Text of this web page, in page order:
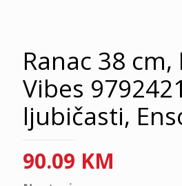
Ranac 38 cm,
Vibes
ljubičasti,
90.09 KM